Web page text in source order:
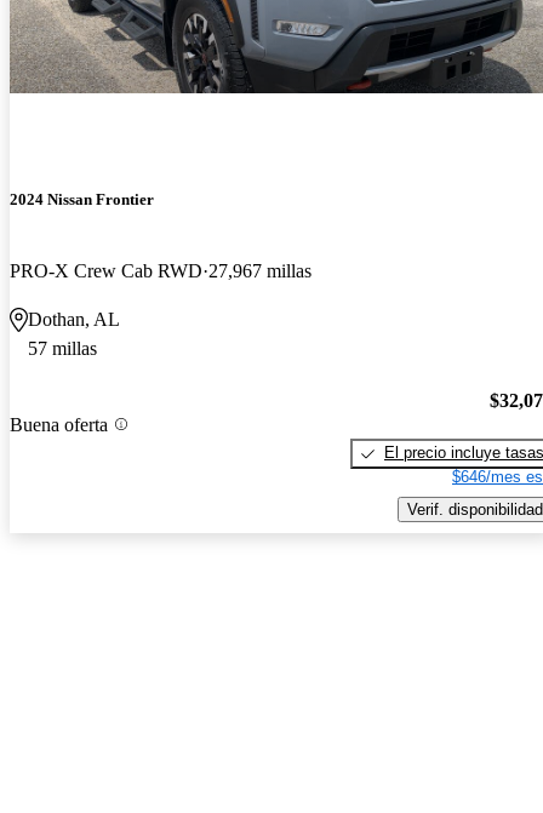
2024 Nissan Frontier
PRO-X Crew Cab RWD 27,967 millas
Dothan, AL
57 millas
Buena oferta
El precio incluye tasas
$646/mes
Verif. disponibilidad